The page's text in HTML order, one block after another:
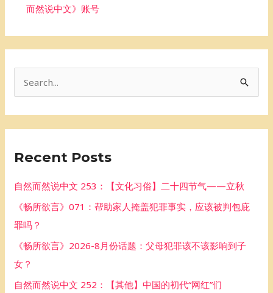
而然说中文》账号
c
f
r
Recent Posts
自然而然说中文 253：【文化习俗】二十四节气——立秋
《畅所欲言》071：帮助家人掩盖犯罪事实，应该被判包庇
罪吗？
《畅所欲言》2026-8月份话题：父母犯罪该不该影响到子
女？
自然而然说中文 252：【其他】中国的初代“网红”们